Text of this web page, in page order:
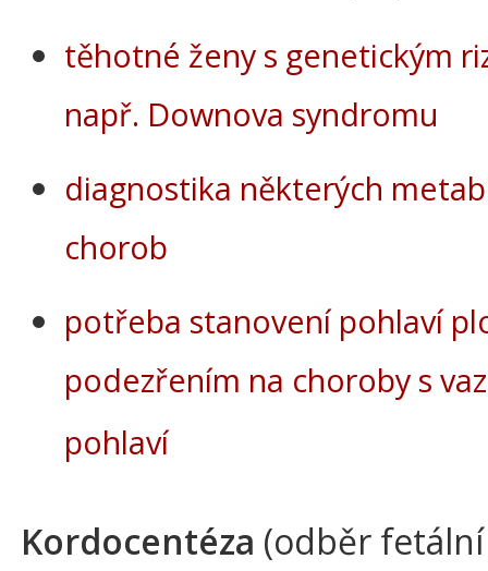
těhotné ženy s genetickým
např. Downova syndromu
diagnostika některých
chorob
potřeba stanovení pohlaví
podezřením na choroby s
pohlaví
Kordocentéza (odběr